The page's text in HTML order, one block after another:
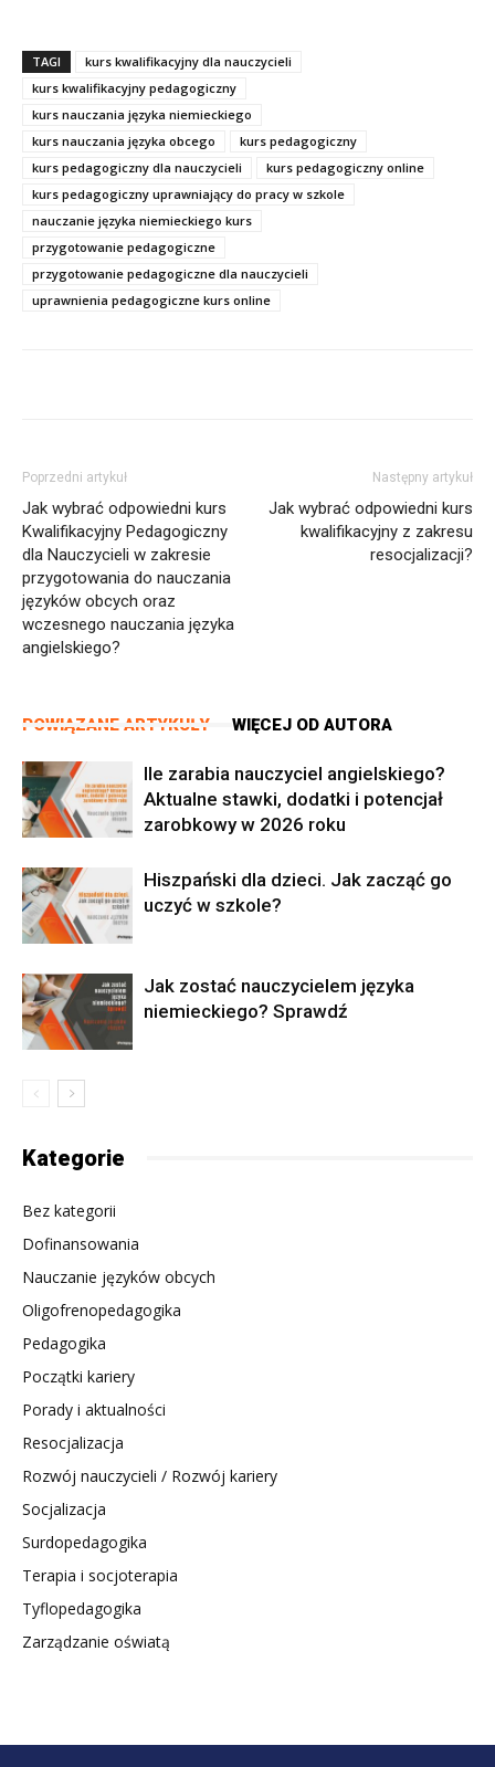
TAGI
kurs kwalifikacyjny dla nauczycieli
kurs kwalifikacyjny pedagogiczny
kurs nauczania języka niemieckiego
kurs nauczania języka obcego
kurs pedagogiczny
kurs pedagogiczny dla nauczycieli
kurs pedagogiczny online
kurs pedagogiczny uprawniający do pracy w szkole
nauczanie języka niemieckiego kurs
przygotowanie pedagogiczne
przygotowanie pedagogiczne dla nauczycieli
uprawnienia pedagogiczne kurs online
Poprzedni artykuł
Jak wybrać odpowiedni kurs
Kwalifikacyjny Pedagogiczny
dla Nauczycieli w zakresie
przygotowania do nauczania
języków obcych oraz
wczesnego nauczania języka
angielskiego?
Następny artykuł
Jak wybrać odpowiedni kurs
kwalifikacyjny z zakresu
resocjalizacji?
POWIĄZANE ARTYKUŁY WIĘCEJ OD AUTORA
Ile zarabia nauczyciel angielskiego?
Aktualne stawki, dodatki i potencjał
zarobkowy w 2026 roku
Hiszpański dla dzieci. Jak zacząć go
uczyć w szkole?
Jak zostać nauczycielem języka
niemieckiego? Sprawdź
Kategorie
Bez kategorii
Dofinansowania
Nauczanie języków obcych
Oligofrenopedagogika
Pedagogika
Początki kariery
Porady i aktualności
Resocjalizacja
Rozwój nauczycieli / Rozwój kariery
Socjalizacja
Surdopedagogika
Terapia i socjoterapia
Tyflopedagogika
Zarządzanie oświatą